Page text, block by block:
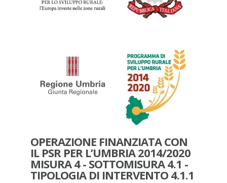
OPERAZIONE FINANZIATA CON
IL PSR PER L’UMBRIA 2014/2020
MISURA 4 - SOTTOMISURA 4.1 -
TIPOLOGIA DI INTERVENTO 4.1.1